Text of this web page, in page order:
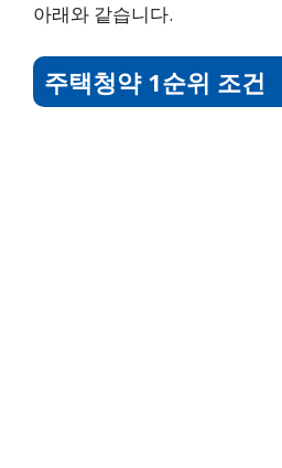
아래와 같습니다.
주택청약 1순위 조건